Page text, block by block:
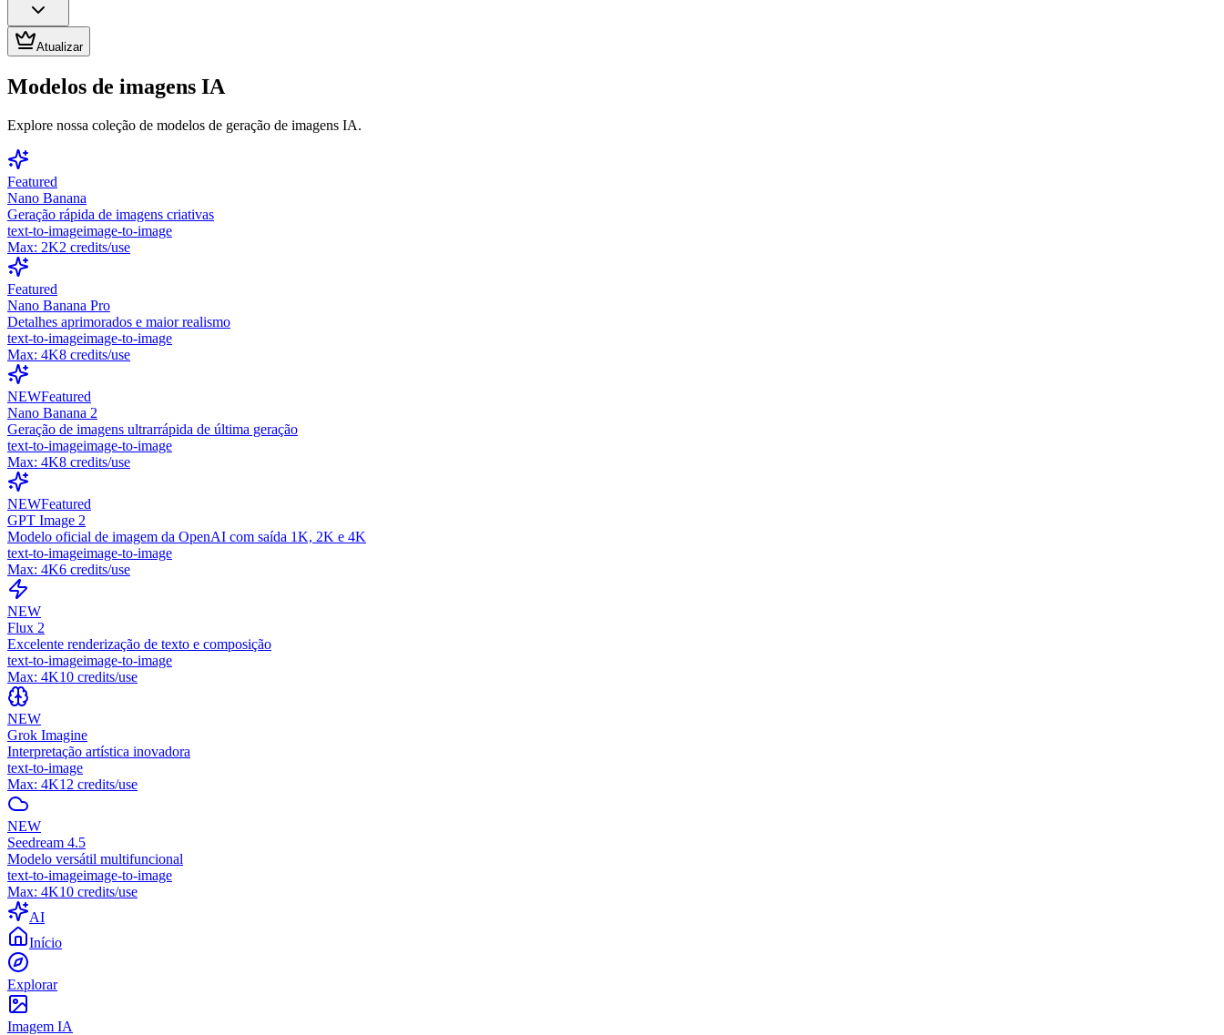
Atualizar
Modelos de imagens IA
Explore nossa coleção de modelos de geração de imagens IA.
Featured
Nano Banana
Geração rápida de imagens criativas
text-to-imageimage-to-image
Max: 2K2 credits/use
Featured
Nano Banana Pro
Detalhes aprimorados e maior realismo
text-to-imageimage-to-image
Max: 4K8 credits/use
NEWFeatured
Nano Banana 2
Geração de imagens ultrarrápida de última geração
text-to-imageimage-to-image
Max: 4K8 credits/use
NEWFeatured
GPT Image 2
Modelo oficial de imagem da OpenAI com saída 1K, 2K e 4K
text-to-imageimage-to-image
Max: 4K6 credits/use
NEW
Flux 2
Excelente renderização de texto e composição
text-to-imageimage-to-image
Max: 4K10 credits/use
NEW
Grok Imagine
Interpretação artística inovadora
text-to-image
Max: 4K12 credits/use
NEW
Seedream 4.5
Modelo versátil multifuncional
text-to-imageimage-to-image
Max: 4K10 credits/use
AI
Início
Explorar
Imagem IA